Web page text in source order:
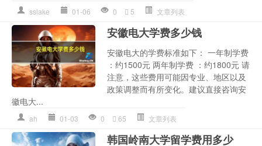
sslake 01-06 0 5 文章列表
安徽电大学费多少钱
安徽电大的学费标准如下： 一年制学费
：约1500元 两年制学费 ：约1800元 请
注意，这些费用可能因专业、地区以及
政策调整而有所变化。建议直接咨询安
徽电大...
ah 01-03 0 65 文章列表
韩国岭南大学留学费用多少